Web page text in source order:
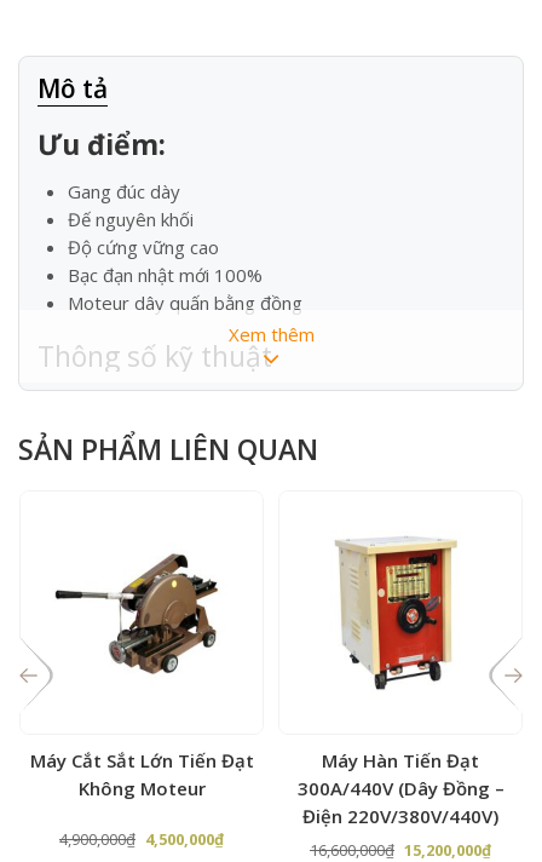
Mô tả
Ưu điểm:
Gang đúc dày
Đế nguyên khối
Độ cứng vững cao
Bạc đạn nhật mới 100%
Moteur dây quấn bằng đồng
Thông số kỹ thuật
Power
3 HP
125 mm – 150 mm
Xuất xứ
Bảo hành ( không BH
bạc đạn )
1 năm phần khung , 3
tháng phần moteur
Xem thêm
SẢN PHẨM LIÊN QUAN
Máy Cắt Sắt Lớn Tiến Đạt
Không Moteur
4,900,000₫ Giá
4,500,000₫Giá
Máy Hàn Tiến Đạt
300A/440V (Dây Đồng –
Điện 220V/380V/440V)
16,600,000₫ Giá
15,200,000₫Giá